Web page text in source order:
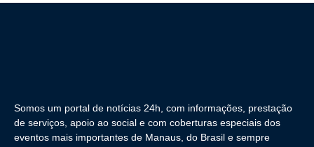
Somos um portal de notícias 24h, com informações, prestação
de serviços, apoio ao social e com coberturas especiais dos
eventos mais importantes de Manaus, do Brasil e sempre